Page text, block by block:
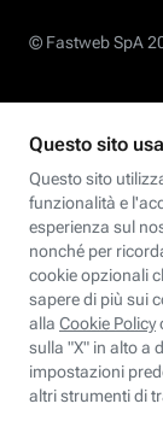
© Fastweb SpA